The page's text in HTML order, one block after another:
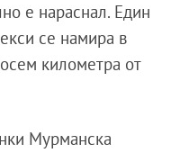
е нараснал. Един
се намира в
километра от
Мурманска